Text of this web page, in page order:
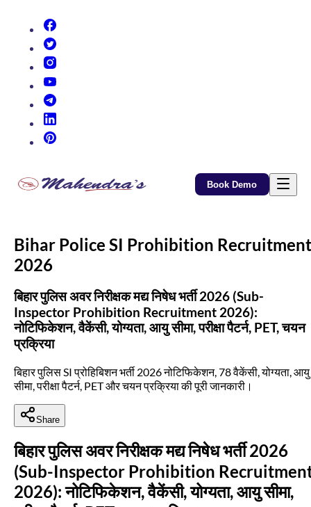
Book Demo
Bihar Police SI Prohibition Recruitment
2026
बिहार पुलिस अवर निरीक्षक मद्य निषेध भर्ती 2026 (Sub-
Inspector Prohibition Recruitment 2026):
नोटिफिकेशन, वैकेंसी, योग्यता, आयु सीमा, परीक्षा पैटर्न, PET, चयन
प्रक्रिया
बिहार पुलिस SI प्रोहिबिशन भर्ती 2026 नोटिफिकेशन, 78 वैकेंसी, योग्यता, आयु
सीमा, परीक्षा पैटर्न, PET और चयन प्रक्रिया की पूरी जानकारी।
Share
बिहार पुलिस अवर निरीक्षक मद्य निषेध भर्ती 2026
(Sub-Inspector Prohibition
2026): नोटिफिकेशन, वैकेंसी, योग्यता, आयु सीमा,